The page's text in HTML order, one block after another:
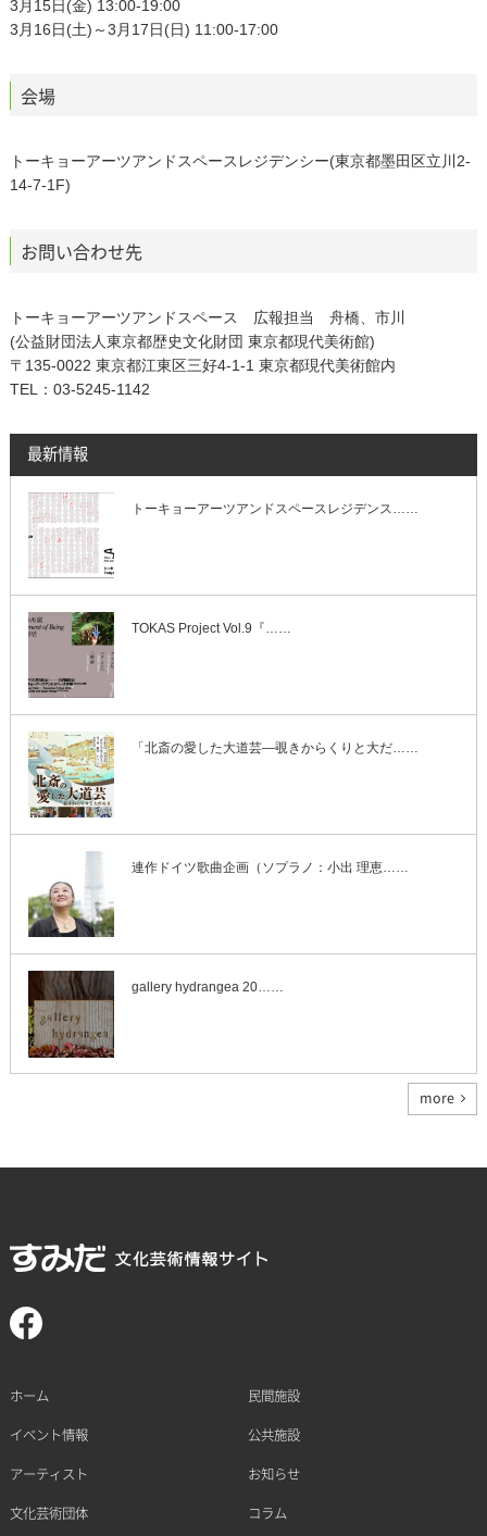
3月15日(金) 13:00-19:00
3月16日(土)～3月17日(日) 11:00-17:00
会場
トーキョーアーツアンドスペースレジデンシー(東京都墨田区立川2-
14-7-1F)
お問い合わせ先
トーキョーアーツアンドスペース 広報担当 舟橋、市川
(公益財団法人東京都歴史文化財団 東京都現代美術館)
〒135-0022 東京都江東区三好4-1-1 東京都現代美術館内
TEL：03-5245-1142
最新情報
トーキョーアーツアンドスペースレジデンス……
TOKAS Project Vol.9『……
「北斎の愛した大道芸―覗きからくりと大だ……
連作ドイツ歌曲企画（ソプラノ：小出 理恵……
gallery hydrangea 20……
more
ホーム
イベント情報
アーティスト
文化芸術団体
民間施設
公共施設
お知らせ
コラム